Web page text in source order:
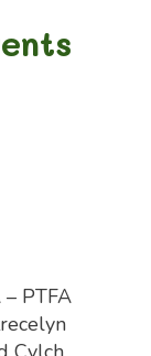
PTFA